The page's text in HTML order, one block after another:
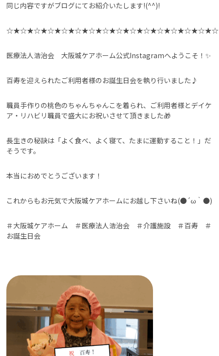
同じ内容ですがブログにてお紹介いたします!(^^)!
医療法人浩治会 大阪城ケアホーム公式Instagramへようこそ！✨
百寿を迎えられたご利用者様のお誕生日会を執り行いました♪
職員手作りの桃色のちゃんちゃんこを着られ、ご利用者様とデイケ
ア・リハビリ職員で盛大にお祝いさせて頂きました🎁
長生きの秘訣は「よく食べ、よく寝て、たまに運動すること！」だ
そうです。
本当におめでとうございます！
これからもお元気で大阪城ケアホームにお越し下さいね(●´ω｀●)
＃大阪城ケアホーム ＃医療法人浩治会 ＃介護施設 ＃百寿 ＃
お誕生日会